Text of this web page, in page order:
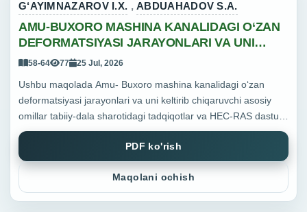
G‘AYIMNAZAROV I.X. ,ABDUAHADOV S.A.
AMU-BUXORO MASHINA KANALIDAGI O‘ZAN
DEFORMATSIYASI JARAYONLARI VA UNI
KELTIRIB CHIQARUVCHI ASOSIY OMILLAR
58-64 77 25 Jul, 2026
Ushbu maqolada Amu- Buxoro mashina kanalidagi o‘zan
deformatsiyasi jarayonlari va uni keltirib chiqaruvchi asosiy
omillar tabiiy-dala sharotidagi tadqiqotlar va HEC-RAS dasturi
yordamida gidravlik modellash usuli orqali aniqlandi.
PDF ko'rish
Maqolani ochish